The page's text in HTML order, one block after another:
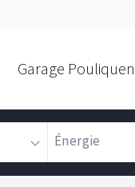
Garage Pouliquen
Énergie